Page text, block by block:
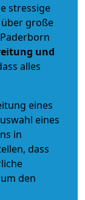
stressige
große
und
alles
eines
eines
in
dass
den